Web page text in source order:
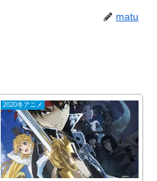
matu
2020冬アニメ